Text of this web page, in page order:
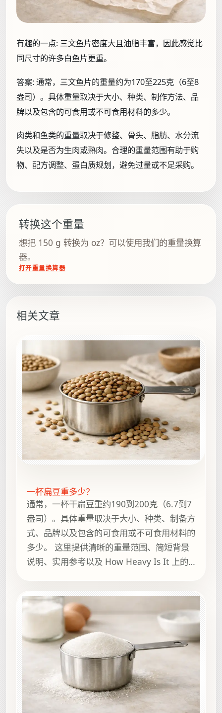
有趣的一点: 三文鱼片密度大且油脂丰富，因此感觉比
同尺寸的许多白鱼片更重。
答案:通常，三文鱼片的重量约为170至225克（6至8
盎司）。具体重量取决于大小、种类、制作方法、品
牌以及包含的可食用或不可食用材料的多少。
肉类和鱼类的重量取决于修整、骨头、脂肪、水分流
失以及是否为生肉或熟肉。合理的重量范围有助于购
物、配方调整、蛋白质规划，避免过量或不足采购。
转换这个重量
想把 150 g 转换为 oz？可以使用我们的重量换算
器。
打开重量换算器
相关文章
一杯扁豆重多少？
通常，一杯干扁豆重约190到200克（6.7到7
盎司）。具体重量取决于大小、种类、制备方
式、品牌以及包含的可食用或不可食用材料的
多少。 这里提供清晰的重量范围、简短背景
说明、实用参考以及 How Heavy Is It 上的